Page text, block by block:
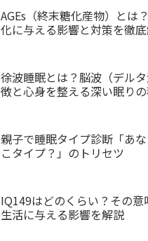
AGEs（終末糖化産物）とは
化に与える影響と対策を徹
徐波睡眠とは？脳波（デル
徴と心身を整える深い眠り
親子で睡眠タイプ診断「あ
こタイプ？」のトリセツ
IQ149はどのくらい？その意
生活に与える影響を解説